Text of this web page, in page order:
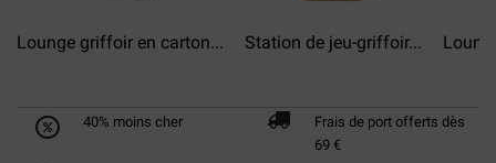
Lounge griffoir en carton... Station de jeu-griffoir...
40% moins cher
Frais de port offerts dès
69 €